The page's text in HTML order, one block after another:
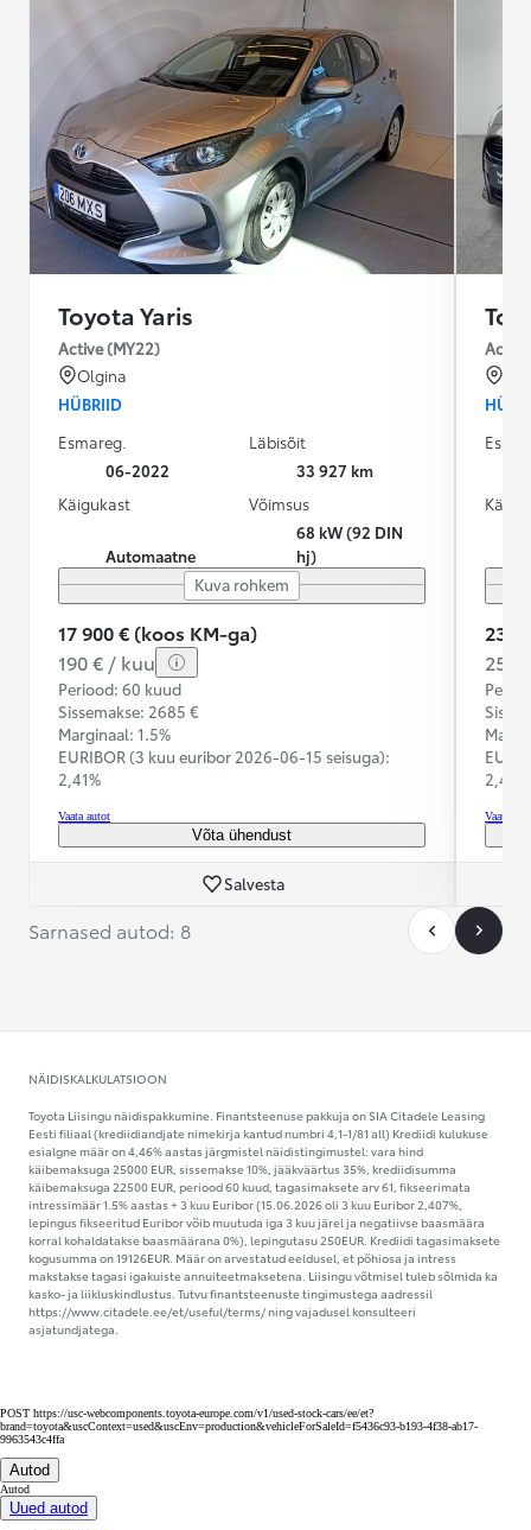
Toyota Yaris
Active (MY22)
Olgina
HÜBRIID
Esmareg.
06-2022
Läbisõit
33 927 km
Käigukast
Automaatne
Võimsus
68 kW (92 DIN
hj)
Kuva rohkem
17 900 € (koos KM-ga)
190 € / kuu
Periood: 60 kuud
Sissemakse: 2685 €
Marginaal: 1.5%
EURIBOR (3 kuu euribor 2026-06-15 seisuga):
2,41%
Vaata autot
Võta ühendust
Salvesta
Active
23
254
2,41%
Vaata
Sarnased autod: 8
NÄIDISKALKULATSIOON
Toyota Liisingu näidispakkumine. Finantsteenuse pakkuja on SIA Citadele Leasing
Eesti filiaal (krediidiandjate nimekirja kantud numbri 4,1-1/81 all) Krediidi kulukuse
esialgne määr on 4,46% aastas järgmistel näidistingimustel: vara hind
käibemaksuga 25000 EUR, sissemakse 10%, jääkväärtus 35%, krediidisumma
käibemaksuga 22500 EUR, periood 60 kuud, tagasimaksete arv 61, fikseerimata
intressimäär 1.5% aastas + 3 kuu Euribor (15.06.2026 oli 3 kuu Euribor 2,407%,
lepingus fikseeritud Euribor võib muutuda iga 3 kuu järel ja negatiivse baasmäära
korral kohaldatakse baasmäärana 0%), lepingutasu 250EUR. Krediidi tagasimaksete
kogusumma on 19126EUR. Määr on arvestatud eeldusel, et põhiosa ja intress
makstakse tagasi igakuiste annuiteetmaksetena. Liisingu võtmisel tuleb sõlmida ka
kasko- ja liikluskindlustus. Tutvu finantsteenuste tingimustega aadressil
https://www.citadele.ee/et/useful/terms/ ning vajadusel konsulteeri
asjatundjatega.
POST https://usc-webcomponents.toyota-europe.com/v1/used-stock-cars/ee/et?
brand=toyota&uscContext=used&uscEnv=production&vehicleForSaleId=f5436c93-b193-4f38-ab17-
9963543c4ffa
Autod
Autod
Uued autod